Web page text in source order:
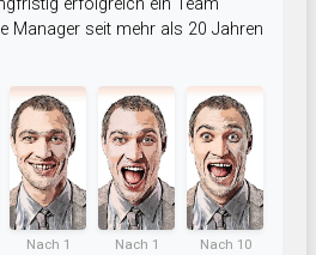
erfolgreich ein Team
Manager seit mehr als 20 Jahren
Nach 1
Nach 1
Nach 10